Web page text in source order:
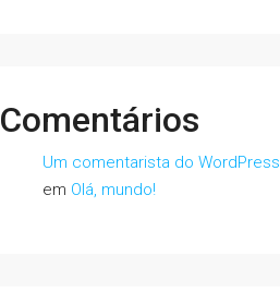
Comentários
Um comentarista do WordPress
em Olá, mundo!